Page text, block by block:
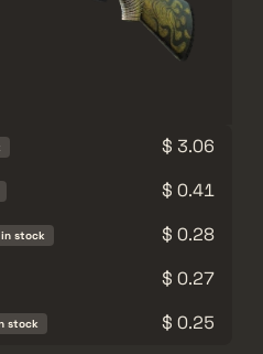
$ 3.06
$ 0.41
stock
$ 0.28
$ 0.27
stock $ 0.25